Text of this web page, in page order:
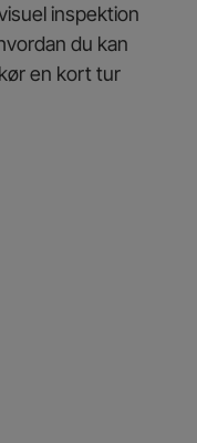
inspektion
du kan
en kort tur